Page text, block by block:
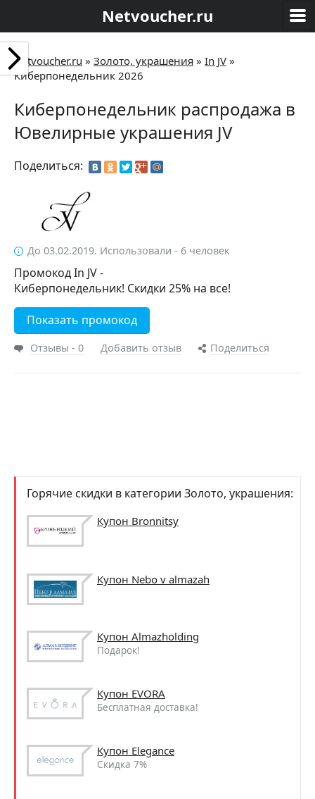
Netvoucher.ru
Netvoucher.ru » Золото, украшения » In JV »
Киберпонедельник 2026
Киберпонедельник распродажа в
Ювелирные украшения JV
Поделиться:
До 03.02.2019. Использовали - 6 человек
Промокод In JV -
Киберпонедельник! Скидки 25% на все!
Показать промокод
Отзывы - 0 Добавить отзыв Поделиться
Горячие скидки в категории Золото, украшения:
Купон Bronnitsy
Купон Nebo v almazah
Купон Almazholding
Подарок!
Купон EVORA
Бесплатная доставка!
Купон Elegance
Скидка 7%